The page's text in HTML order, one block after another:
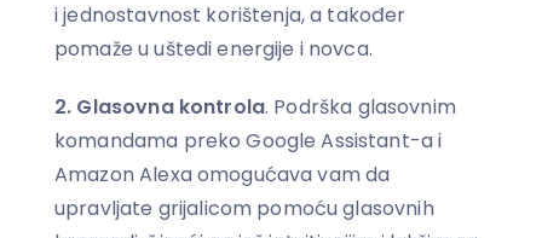
i jednostavnost korištenja, a također
pomaže u uštedi energije i novca.
2. Glasovna kontrola. Podrška glasovnim
komandama preko Google Assistant-a i
Amazon Alexa omogućava vam da
upravljate grijalicom pomoću glasovnih